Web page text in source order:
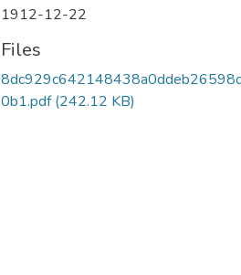
1912-12-22
Files
0b1.pdf(242.12 KB)